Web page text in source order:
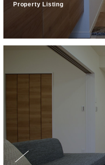
Property Listing